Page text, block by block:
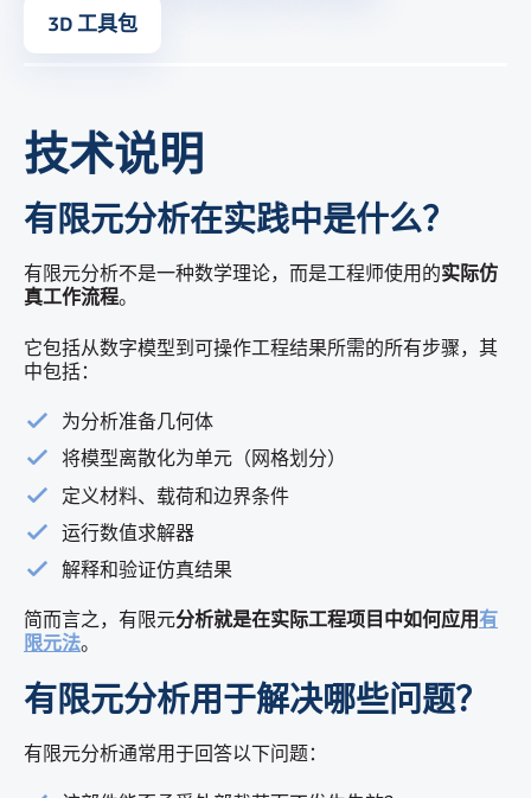
3D 工具包
技术说明
有限元分析在实践中是什么？
有限元分析不是一种数学理论，而是工程师使用的实际仿
真工作流程。
它包括从数字模型到可操作工程结果所需的所有步骤，其
中包括：
为分析准备几何体
将模型离散化为单元（网格划分）
定义材料、载荷和边界条件
运行数值求解器
解释和验证仿真结果
简而言之，有限元分析就是在实际工程项目中如何应用有
限元法。
有限元分析用于解决哪些问题？
有限元分析通常用于回答以下问题：